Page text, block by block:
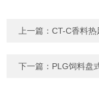
上一篇：CT-C香料热
下一篇： PLG饲料盘